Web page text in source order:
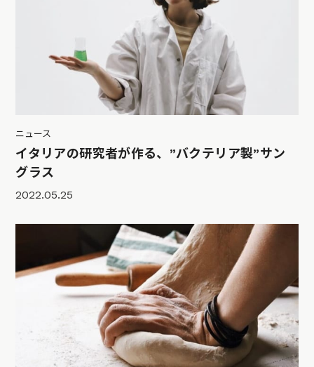
ニュース
イタリアの研究者が作る、”バクテリア製”サン
グラス
2022.05.25